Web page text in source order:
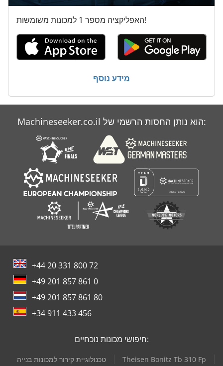
האפליקציה מספר 1 למכונות משומשות!
מידע נוסף
Machineseeker.co.il הוא נותן החסות הרשמי של:
+44 20 331 800 72
+49 201 857 861 0
+49 201 857 861 80
+34 911 433 456
חיפושי מכונות נוכחיים:
טכנולוגיית קירור למכונות בנייה
Theisen Bonitz Tb 310 Fp